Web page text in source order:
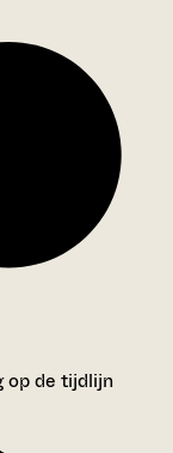
op de tijdlijn